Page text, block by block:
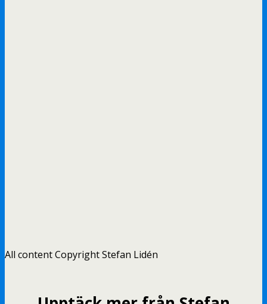
All content Copyright Stefan Lidén